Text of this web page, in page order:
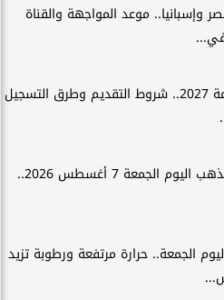
وإسبانيا.. موعد المواجهة والقناة
في...
حج القرعة 2027.. شروط التقديم وطرق التسجيل
أسعار الذهب اليوم الجمعة 7 أغسطس 2026..
الجمعة.. حرارة مرتفعة ورطوبة تزيد